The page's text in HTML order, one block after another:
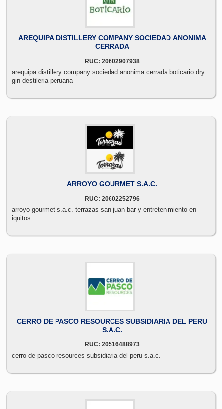
AREQUIPA DISTILLERY COMPANY SOCIEDAD ANONIMA
CERRADA
RUC: 20602907938
arequipa distillery company sociedad anonima cerrada boticario dry
gin destileria peruana
ARROYO GOURMET S.A.C.
RUC: 20602252796
arroyo gourmet s.a.c. terrazas san juan bar y entretenimiento en
iquitos
CERRO DE PASCO RESOURCES SUBSIDIARIA DEL PERU
S.A.C.
RUC: 20516488973
cerro de pasco resources subsidiaria del peru s.a.c.